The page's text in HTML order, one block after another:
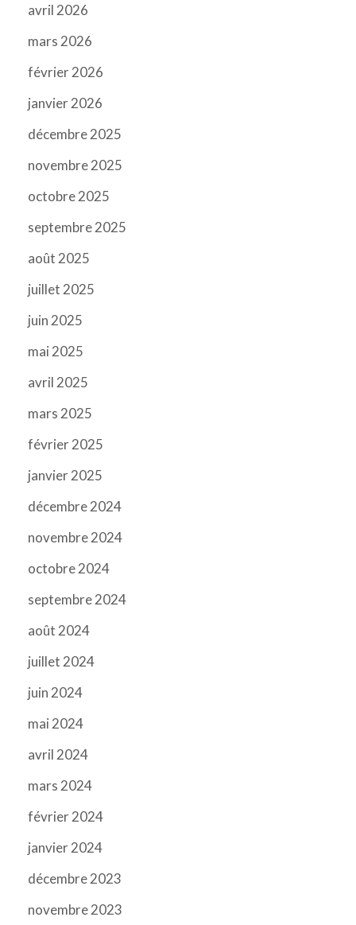
avril 2026
mars 2026
février 2026
janvier 2026
décembre 2025
novembre 2025
octobre 2025
septembre 2025
août 2025
juillet 2025
juin 2025
mai 2025
avril 2025
mars 2025
février 2025
janvier 2025
décembre 2024
novembre 2024
octobre 2024
septembre 2024
août 2024
juillet 2024
juin 2024
mai 2024
avril 2024
mars 2024
février 2024
janvier 2024
décembre 2023
novembre 2023